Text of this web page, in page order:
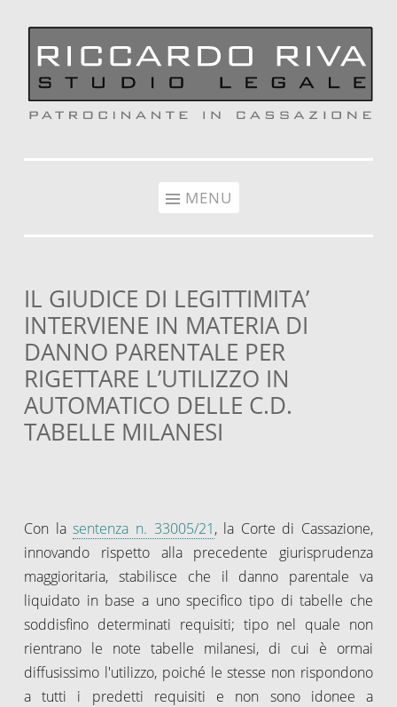
MENU
IL GIUDICE DI LEGITTIMITA’
INTERVIENE IN MATERIA DI
DANNO PARENTALE PER
RIGETTARE L’UTILIZZO IN
AUTOMATICO DELLE C.D.
TABELLE MILANESI
Con lasentenza n. 33005/21, la Corte di Cassazione,
innovando rispetto alla precedente giurisprudenza
maggioritaria, stabilisce che il danno parentale va
liquidato in base a uno specifico tipo di tabelle che
soddisfino determinati requisiti; tipo nel quale non
rientrano le note tabelle milanesi, di cui è ormai
diffusissimo l'utilizzo, poiché le stesse non rispondono
a tutti i predetti requisiti e non sono idonee a